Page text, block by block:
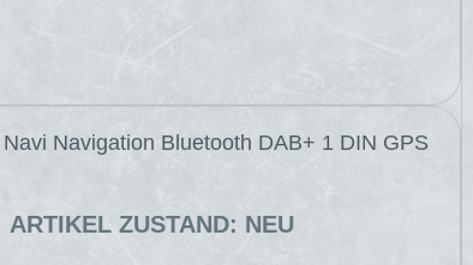
Navigation Bluetooth DAB+ 1 DIN GPS
ARTIKEL ZUSTAND: NEU